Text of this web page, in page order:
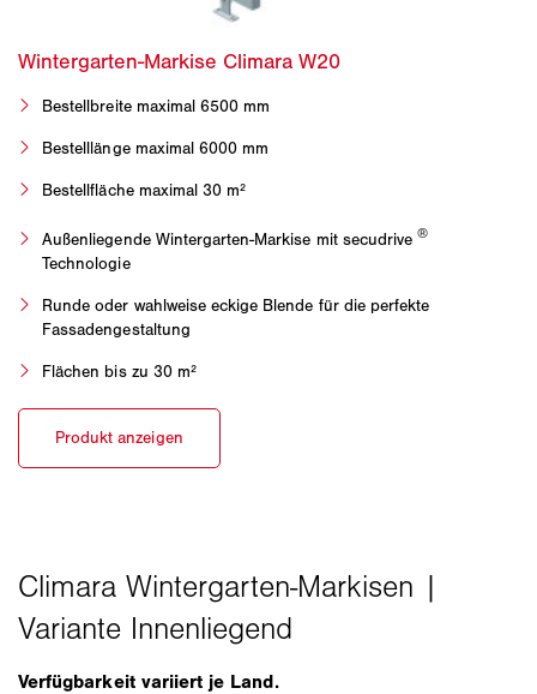
Bestellbreite maximal 6500 mm
Bestelllänge maximal 6000 mm
Bestellfläche maximal 30 m²
Außenliegende Wintergarten-Markise mit secudrive®
Technologie
Runde oder wahlweise eckige Blende für die perfekte
Fassadengestaltung
Flächen bis zu 30 m²
Verfügbarkeit variiert je Land.